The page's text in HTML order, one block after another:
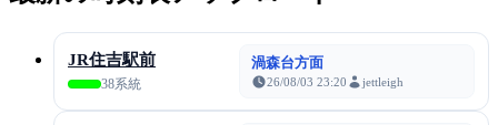
JR住吉駅前
38系統
渦森台方面
26/08/03 23:20 jettleigh